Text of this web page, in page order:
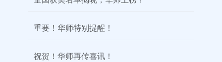
重要！华师特别提醒！
祝贺！华师再传喜讯！